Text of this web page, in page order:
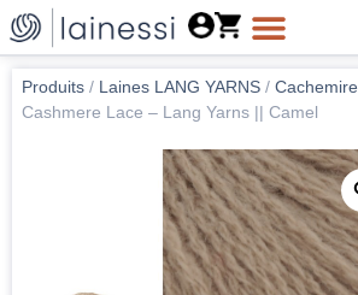
Produits / Laines LANG YARNS / Cachemire
Cashmere Lace – Lang Yarns || Camel